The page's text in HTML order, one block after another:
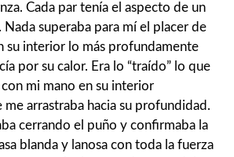
Cada par tenía el aspecto de un
superaba para mí el placer de
su interior lo más profundamente
por su calor. Era lo “traído” lo que
mi mano en su interior
arrastraba hacia su profundidad.
cerrando el puño y confirmaba la
blanda y lanosa con toda la fuerza